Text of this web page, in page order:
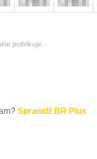
publikuje.
Sprawdź BR Plus